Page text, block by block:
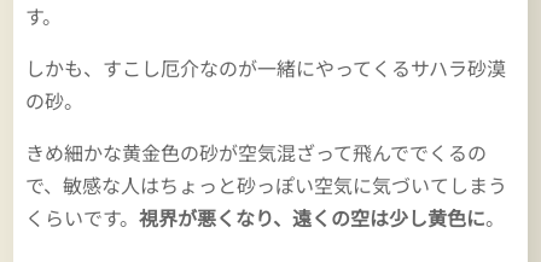
す。
しかも、すこし厄介なのが一緒にやってくるサハラ砂漠
の砂。
きめ細かな黄金色の砂が空気混ざって飛んででくるの
で、敏感な人はちょっと砂っぽい空気に気づいてしまう
くらいです。視界が悪くなり、遠くの空は少し黄色に。